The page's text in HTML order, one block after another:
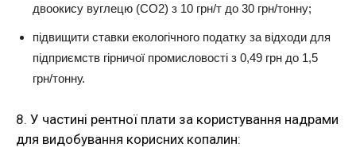
двоокису вуглецю (СО2) з 10 грн/т до 30 грн/тонну;
підвищити ставки екологічного податку за відходи для
підприємств гірничої промисловості з 0,49 грн до 1,5
грн/тонну.
8. У частині рентної плати за користування надрами
для видобування корисних копалин: